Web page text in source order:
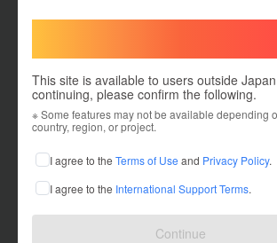
This site is available to users outside
continuing, please confirm the following.
※ Some features may not be available depending
country, region, or project.
I agree to the Terms of Use and Privacy Policy.
I agree to the International Support Terms.
Continue
ranusha2015
在住国：日本
出身国：日本
Deoxyribonucleic Acid is the inherited substance
ery cell in the human もっと見る